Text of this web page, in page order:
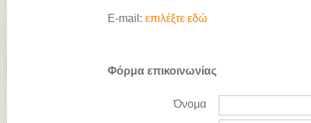
E-mail: επιλέξτε εδώ
Φόρμα επικοινωνίας
Όνομα